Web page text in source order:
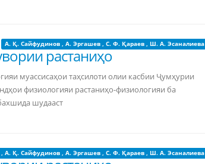
А. Қ. Сайфудинов , А. Эргашев , С. Ф. Қараев , Ш. А. Эсаналиева
растаниҳо
муассисаҳои таҳсилоти олии касбии Ҷумҳурии
физиологияи растаниҳо-физиологияи ба
шудааст
, А. Қ. Сайфудинов , А. Эргашев , С. Ф. Қараев , Ш. А. Эсаналиева